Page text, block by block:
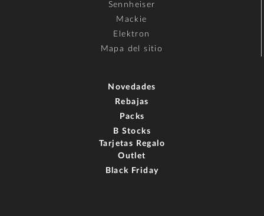
Sennheiser
Mackie
Elektron
Mapa del sitio
Novedades
Rebajas
Packs
B Stocks
Tarjetas Regalo
Outlet
Black Friday